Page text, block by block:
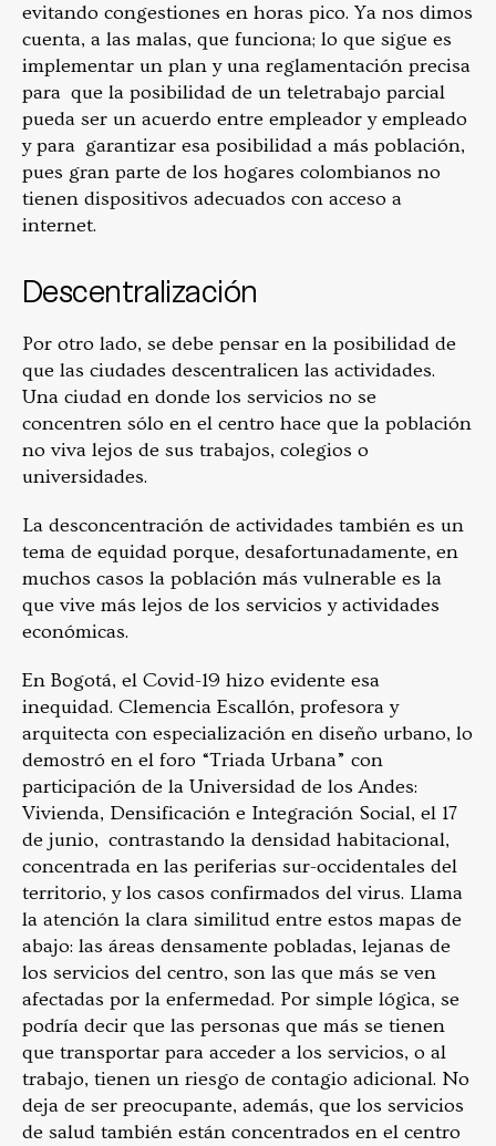
evitando congestiones en horas pico. Ya nos dimos
cuenta, a las malas, que funciona; lo que sigue es
implementar un plan y una reglamentación precisa
para que la posibilidad de un teletrabajo parcial
pueda ser un acuerdo entre empleador y empleado
y para garantizar esa posibilidad a más población,
pues gran parte de los hogares colombianos no
tienen dispositivos adecuados con acceso a
internet.
Descentralización
Por otro lado, se debe pensar en la posibilidad de
que las ciudades descentralicen las actividades.
Una ciudad en donde los servicios no se
concentren sólo en el centro hace que la población
no viva lejos de sus trabajos, colegios o
universidades.
La desconcentración de actividades también es un
tema de equidad porque, desafortunadamente, en
muchos casos la población más vulnerable es la
que vive más lejos de los servicios y actividades
económicas.
En Bogotá, el Covid-19 hizo evidente esa
inequidad. Clemencia Escallón, profesora y
arquitecta con especialización en diseño urbano, lo
demostró en el foro “Triada Urbana” con
participación de la Universidad de los Andes:
Vivienda, Densificación e Integración Social, el 17
de junio, contrastando la densidad habitacional,
concentrada en las periferias sur-occidentales del
territorio, y los casos confirmados del virus. Llama
la atención la clara similitud entre estos mapas de
abajo: las áreas densamente pobladas, lejanas de
los servicios del centro, son las que más se ven
afectadas por la enfermedad. Por simple lógica, se
podría decir que las personas que más se tienen
que transportar para acceder a los servicios, o al
trabajo, tienen un riesgo de contagio adicional. No
deja de ser preocupante, además, que los servicios
de salud también están concentrados en el centro